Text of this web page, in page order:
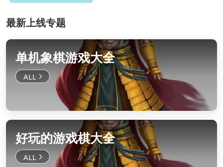
最新上线专题
单机象棋游戏大全
好玩的游戏棋大全